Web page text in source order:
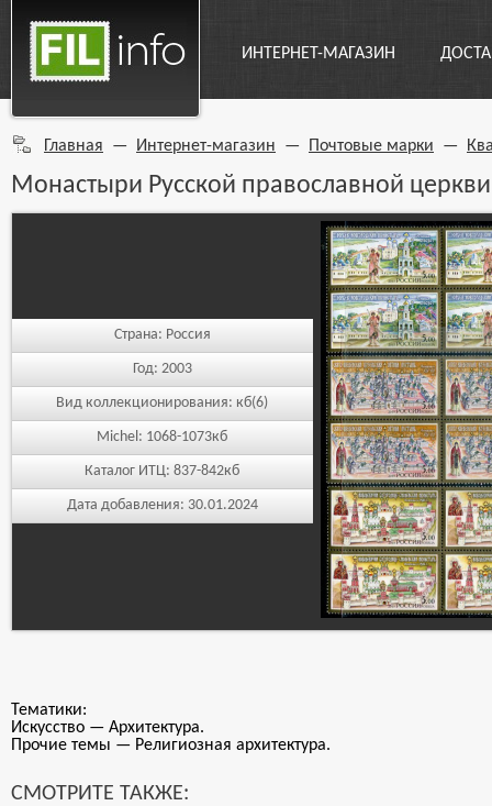
ИНТЕРНЕТ-МАГАЗИН
Главная — Интернет-магазин — Почтовые марки —
Монастыри Русской православной
Страна: Россия
Год: 2003
Вид коллекционирования: кб(6)
Michel: 1068-1073кб
Каталог ИТЦ:837-842кб
Дата добавления: 30.01.2024
Тематики:
Искусство — Архитектура.
Прочие темы — Религиозная архитектура.
СМОТРИТЕ ТАКЖЕ: